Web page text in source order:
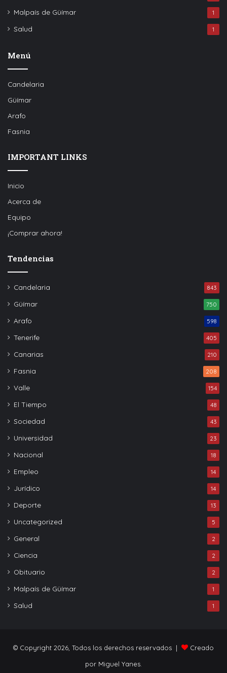
Malpaís de Güímar 1
Salud 1
Menú
Candelaria
Güímar
Arafo
Fasnia
IMPORTANT LINKS
Inicio
Acerca de
Equipo
¡Comprar ahora!
Tendencias
Candelaria 843
Güímar 750
Arafo 598
Tenerife 405
Canarias 210
Fasnia 208
Valle 154
El Tiempo 48
Sociedad 43
Universidad 23
Nacional 18
Empleo 14
Jurídico 14
Deporte 13
Uncategorized 5
General 2
Ciencia 2
Obituario 2
Malpaís de Güímar 1
Salud 1
© Copyright 2026, Todos los derechos reservados |
Creado
por Miguel Yanes.